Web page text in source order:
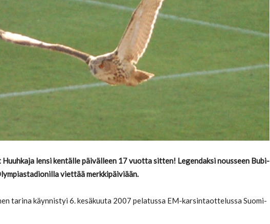
Huuhkaja lensi kentälle päivälleen 17 vuotta sitten! Legendaksi nousseen Bubi-
viettää merkkipäiviään.
tarina käynnistyi 6. kesäkuuta 2007 pelatussa EM-karsintaottelussa Suomi-